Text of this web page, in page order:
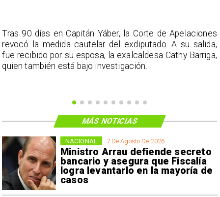
Tras 90 días en Capitán Yáber, la Corte de Apelaciones
revocó la medida cautelar del exdiputado. A su salida,
fue recibido por su esposa, la exalcaldesa Cathy Barriga,
quien también está bajo investigación.
7 De Agosto De 2026
Ministro Arrau defiende secreto
bancario y asegura que Fiscalía
logra levantarlo en la mayoría de
casos
NACIONAL
MÁS NOTICIAS